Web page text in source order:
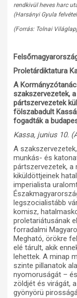
rendkivül heves harc
(Harsányi Gyula
(Forrás: Tolnai
Proletárdiktatura
A
szakszervezetek,
pártszervezetek
fölszabadult
fogadták a
Kassa, junius 10.
A
munkás- és
pártszervezetek, a
kiküldöttjeinek
imperialista
legszocialistább
komisz,
proletariátusának
forradalmi
Megható, örökre
elé tárult, akik
lehettek. A minap
szinte pillanatok
nyomoruságát –
zöldjét és virágát,
gyönyörü